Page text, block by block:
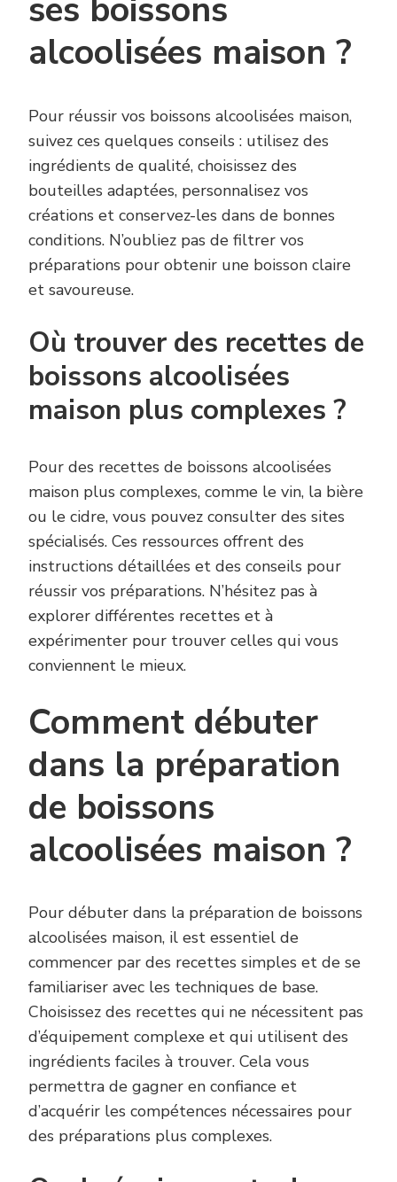
ses boissons
alcoolisées maison ?
Pour réussir vos boissons alcoolisées maison,
suivez ces quelques conseils : utilisez des
ingrédients de qualité, choisissez des
bouteilles adaptées, personnalisez vos
créations et conservez-les dans de bonnes
conditions. N’oubliez pas de filtrer vos
préparations pour obtenir une boisson claire
et savoureuse.
Où trouver des recettes de
boissons alcoolisées
maison plus complexes ?
Pour des recettes de boissons alcoolisées
maison plus complexes, comme le vin, la bière
ou le cidre, vous pouvez consulter des sites
spécialisés. Ces ressources offrent des
instructions détaillées et des conseils pour
réussir vos préparations. N’hésitez pas à
explorer différentes recettes et à
expérimenter pour trouver celles qui vous
conviennent le mieux.
Comment débuter
dans la préparation
de boissons
alcoolisées maison ?
Pour débuter dans la préparation de boissons
alcoolisées maison, il est essentiel de
commencer par des recettes simples et de se
familiariser avec les techniques de base.
Choisissez des recettes qui ne nécessitent pas
d’équipement complexe et qui utilisent des
ingrédients faciles à trouver. Cela vous
permettra de gagner en confiance et
d’acquérir les compétences nécessaires pour
des préparations plus complexes.